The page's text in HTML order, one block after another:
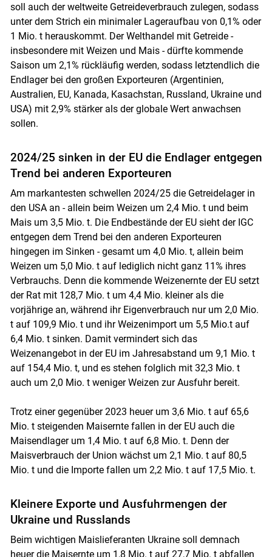
soll auch der weltweite Getreideverbrauch zulegen, sodass
unter dem Strich ein minimaler Lageraufbau von 0,1% oder
1 Mio. t herauskommt. Der Welthandel mit Getreide -
insbesondere mit Weizen und Mais - dürfte kommende
Saison um 2,1% rückläufig werden, sodass letztendlich die
Endlager bei den großen Exporteuren (Argentinien,
Australien, EU, Kanada, Kasachstan, Russland, Ukraine und
USA) mit 2,9% stärker als der globale Wert anwachsen
sollen.
2024/25 sinken in der EU die Endlager entgegen
Trend bei anderen Exporteuren
Am markantesten schwellen 2024/25 die Getreidelager in
den USA an - allein beim Weizen um 2,4 Mio. t und beim
Mais um 3,5 Mio. t. Die Endbestände der EU sieht der IGC
entgegen dem Trend bei den anderen Exporteuren
hingegen im Sinken - gesamt um 4,0 Mio. t, allein beim
Weizen um 5,0 Mio. t auf lediglich nicht ganz 11% ihres
Verbrauchs. Denn die kommende Weizenernte der EU setzt
der Rat mit 128,7 Mio. t um 4,4 Mio. kleiner als die
vorjährige an, während ihr Eigenverbrauch nur um 2,0 Mio.
t auf 109,9 Mio. t und ihr Weizenimport um 5,5 Mio.t auf
6,4 Mio. t sinken. Damit vermindert sich das
Weizenangebot in der EU im Jahresabstand um 9,1 Mio. t
auf 154,4 Mio. t, und es stehen folglich mit 32,3 Mio. t
auch um 2,0 Mio. t weniger Weizen zur Ausfuhr bereit.
Trotz einer gegenüber 2023 heuer um 3,6 Mio. t auf 65,6
Mio. t steigenden Maisernte fallen in der EU auch die
Maisendlager um 1,4 Mio. t auf 6,8 Mio. t. Denn der
Maisverbrauch der Union wächst um 2,1 Mio. t auf 80,5
Mio. t und die Importe fallen um 2,2 Mio. t auf 17,5 Mio. t.
Kleinere Exporte und Ausfuhrmengen der
Ukraine und Russlands
Beim wichtigen Maislieferanten Ukraine soll demnach
heuer die Maisernte um 1,8 Mio. t auf 27,7 Mio. t abfallen